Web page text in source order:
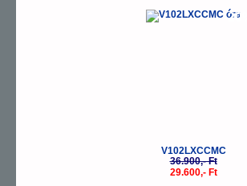
-20%
V102LXCCMC
36.900,- Ft
29.600,- Ft